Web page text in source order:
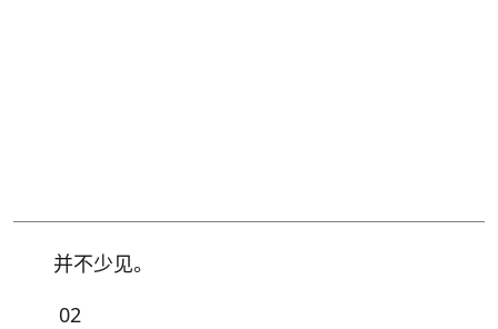
并不少见。
02